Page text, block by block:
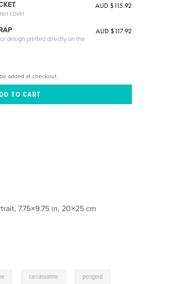
cover
AUD $115.92
design printed directly on the
AUD $117.92
added at checkout.
7.75×9.75 in, 20×25 cm
carcassonne perigord